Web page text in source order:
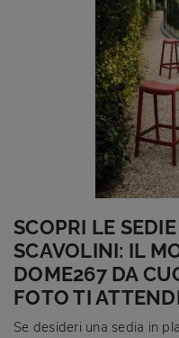
SCOPRI LE
SCAVOLINI: IL
DOME267 DA
FOTO TI
Se desideri una sedia in